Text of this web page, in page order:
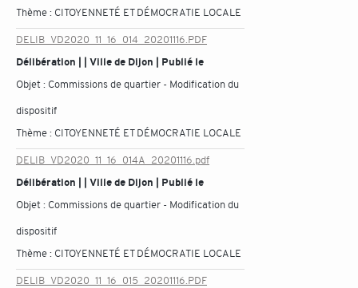
Thème : CITOYENNETÉ ET DÉMOCRATIE LOCALE
DELIB_VD2020_11_16_014_20201116.PDF
Délibération | | Ville de Dijon | Publié le
Objet : Commissions de quartier - Modification du
dispositif
Thème : CITOYENNETÉ ET DÉMOCRATIE LOCALE
DELIB_VD2020_11_16_014A_20201116.pdf
Délibération | | Ville de Dijon | Publié le
Objet : Commissions de quartier - Modification du
dispositif
Thème : CITOYENNETÉ ET DÉMOCRATIE LOCALE
DELIB_VD2020_11_16_015_20201116.PDF